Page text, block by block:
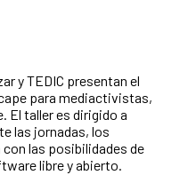
y TEDIC presentan el
para mediactivistas,
El taller es dirigido a
las jornadas, los
las posibilidades de
libre y abierto.